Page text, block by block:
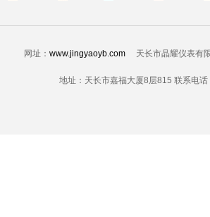
网址： www.jingyaoyb.com天长市晶耀仪表有限
地址：天长市嘉福大厦8层815 联系电